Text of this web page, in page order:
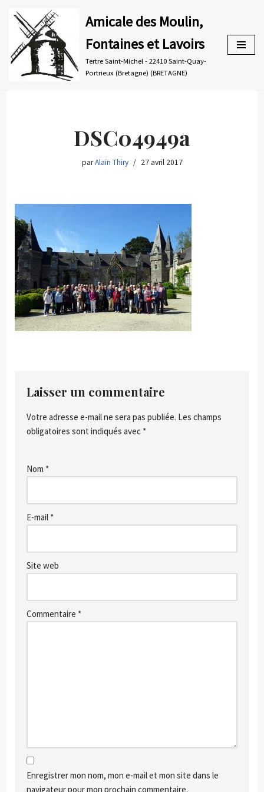
Aller
au
contenu
Amicale des Moulin,
Fontaines et Lavoirs
Tertre Saint-Michel - 22410 Saint-Quay-
Portrieux (Bretagne) (BRETAGNE)
DSC04949a
parAlain Thiry 27 avril 2017
Laisser un commentaire
Votre adresse e-mail ne sera pas publiée. Les champs
obligatoires sont indiqués avec *
Nom *
E-mail *
Site web
Commentaire *
Enregistrer mon nom, mon e-mail et mon site dans le
navigateur pour mon prochain commentaire.